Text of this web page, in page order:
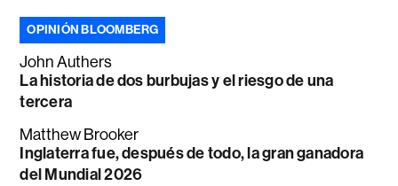
OPINIÓN BLOOMBERG
John Authers
La historia de dos burbujas y el riesgo de una
tercera
Matthew Brooker
Inglaterra fue, después de todo, la gran ganadora
del Mundial 2026